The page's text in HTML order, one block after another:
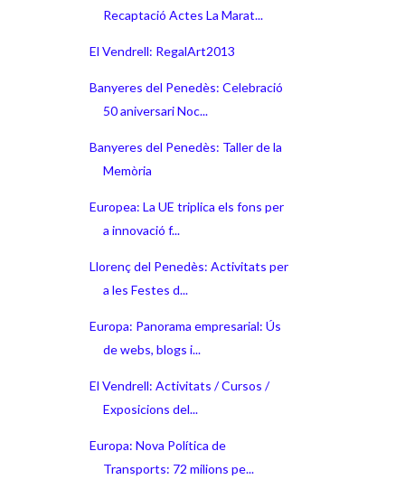
Recaptació Actes La Marat...
El Vendrell: RegalArt2013
Banyeres del Penedès: Celebració
50 aniversari Noc...
Banyeres del Penedès: Taller de la
Memòria
Europea: La UE triplica els fons per
a innovació f...
Llorenç del Penedès: Activitats per
a les Festes d...
Europa: Panorama empresarial: Ús
de webs, blogs i...
El Vendrell: Activitats / Cursos /
Exposicions del...
Europa: Nova Política de
Transports: 72 milions pe...